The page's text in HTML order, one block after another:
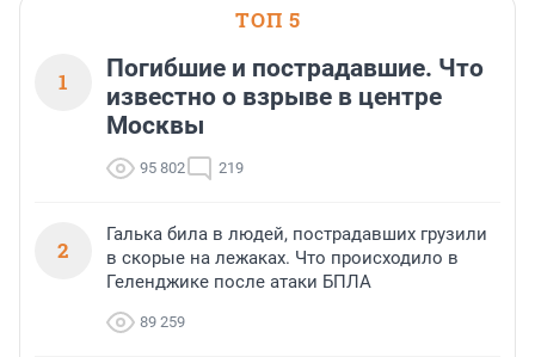
ТОП 5
1
Погибшие и пострадавшие. Что
известно о взрыве в центре
Москвы
95 802 219
2
Галька била в людей, пострадавших грузили
в скорые на лежаках. Что происходило в
Геленджике после атаки БПЛА
89 259